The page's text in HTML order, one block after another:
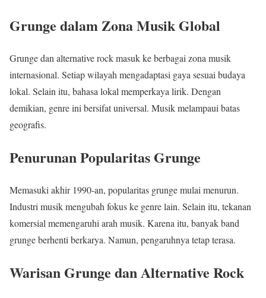
Grunge dalam Zona Musik Global
Grunge dan alternative rock masuk ke berbagai zona musik
internasional. Setiap wilayah mengadaptasi gaya sesuai budaya
lokal. Selain itu, bahasa lokal memperkaya lirik. Dengan
demikian, genre ini bersifat universal. Musik melampaui batas
geografis.
Penurunan Popularitas Grunge
Memasuki akhir 1990-an, popularitas grunge mulai menurun.
Industri musik mengubah fokus ke genre lain. Selain itu, tekanan
komersial memengaruhi arah musik. Karena itu, banyak band
grunge berhenti berkarya. Namun, pengaruhnya tetap terasa.
Warisan Grunge dan Alternative Rock